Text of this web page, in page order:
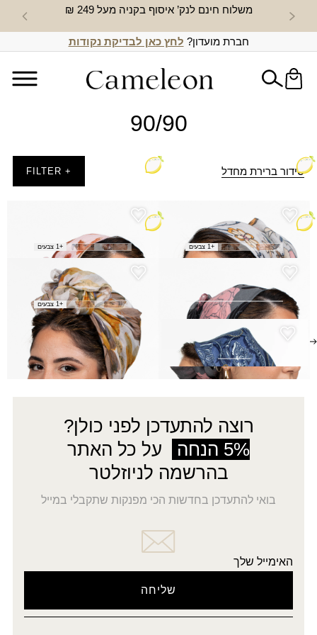
משלוח חינם לנק’ איסוף בקניה מעל 249 ₪ חדש
חברת מועדון? לחץ כאן לבדיקת נקודות
90/90
סידור ברירת מחדל + FILTER
מטפחת גושרים
₪25.00
+1 צבעים
25.00
+1 צבעים
₪25.00
מטפחת ערגה
₪25.00
+1 צבעים
מטפחת קסם
₪50.00
רוצה להתעדכן לפני כולן?
5% הנחה
על כל האתר
בהרשמה לניוזלטר
בואי להתעדכן בחדשות הכי מפנקות שתקבלי במייל
האימייל שלך